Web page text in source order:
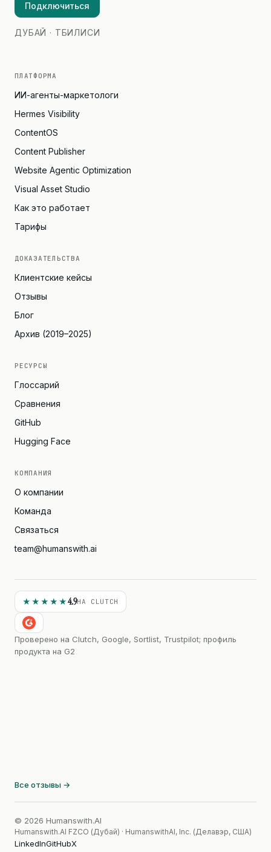
Подключиться
ДУБАЙ · ТБИЛИСИ
ПЛАТФОРМА
ИИ-агенты-маркетологи
Hermes Visibility
ContentOS
Content Publisher
Website Agentic Optimization
Visual Asset Studio
Как это работает
Тарифы
ДОКАЗАТЕЛЬСТВА
Клиентские кейсы
Отзывы
Блог
Архив (2019–2025)
РЕСУРСЫ
Глоссарий
Сравнения
GitHub
Hugging Face
КОМПАНИЯ
О компании
Команда
Связаться
team@humanswith.ai
★★★★★4.9НА CLUTCH
Проверено на Clutch, Google, Sortlist, Trustpilot; профиль
продукта на G2
Все отзывы →
© 2026 Humanswith.AI
Humanswith.AI FZCO (Дубай) · HumanswithAI, Inc. (Делавэр, США)
LinkedInGitHubX